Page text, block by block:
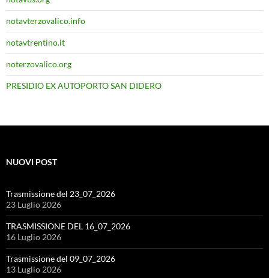
notavterzovalico.info
notavtrentino.it
noterzovalico.org
PRESIDIO EX AUTOPORTO SAN DIDERO
NUOVI POST
Trasmissione del 23_07_2026
23 Luglio 2026
TRASMISSIONE DEL 16_07_2026
16 Luglio 2026
Trasmissione del 09_07_2026
13 Luglio 2026